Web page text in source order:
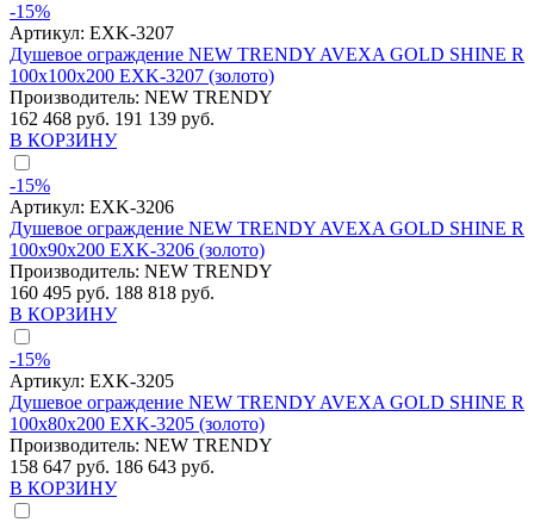
-15%
Артикул: EXK-3207
Душевое ограждение NEW TRENDY AVEXA GOLD SHINE R
100x100x200 EXK-3207 (золото)
Производитель: NEW TRENDY
162 468 руб. 191 139 руб.
В КОРЗИНУ
-15%
Артикул: EXK-3206
Душевое ограждение NEW TRENDY AVEXA GOLD SHINE R
100x90x200 EXK-3206 (золото)
Производитель: NEW TRENDY
160 495 руб. 188 818 руб.
В КОРЗИНУ
-15%
Артикул: EXK-3205
Душевое ограждение NEW TRENDY AVEXA GOLD SHINE R
100x80x200 EXK-3205 (золото)
Производитель: NEW TRENDY
158 647 руб. 186 643 руб.
В КОРЗИНУ